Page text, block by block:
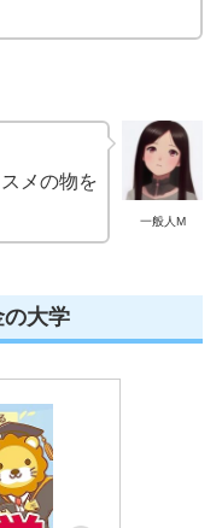
一般人M
メの物を
大学